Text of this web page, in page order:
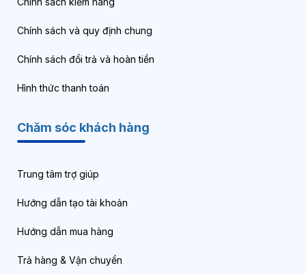
Chính sách và quy định chung
Chính sách đổi trả và hoàn tiền
Hình thức thanh toán
Chăm sóc khách hàng
Trung tâm trợ giúp
Hướng dẫn tạo tài khoản
Hướng dẫn mua hàng
Trả hàng & Vận chuyển